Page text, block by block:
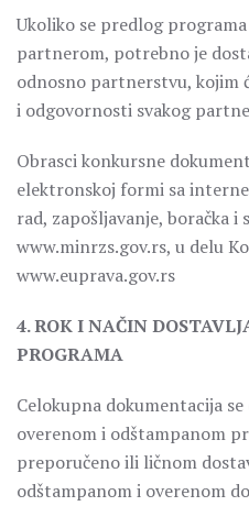
Ukoliko se predlog
partnerom, potrebno je
odnosno partnerstvu, kojim
i odgovornosti svakog
Obrasci konkursne
elektronskoj formi sa
rad, zapošljavanje, boračka i
www.minrzs.gov.rs, u delu
www.euprava.gov.rs
4. ROK I NAČIN
PROGRAMA
Celokupna dokumentacija
overenom i odštampanom
preporučeno ili ličnom
odštampanom i overenom